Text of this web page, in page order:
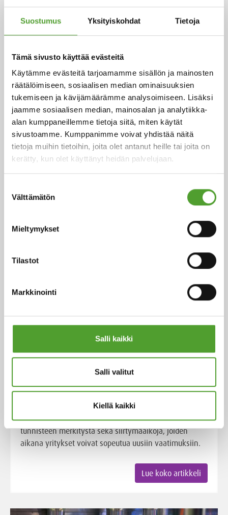
Suostumus Yksityiskohdat Tietoja
Tämä sivusto käyttää evästeitä
Käytämme evästeitä tarjoamamme sisällön ja mainosten
räätälöimiseen, sosiaalisen median ominaisuuksien
tukemiseen ja kävijämäärämme analysoimiseen. Lisäksi
jaamme sosiaalisen median, mainosalan ja analytiikka-
alan kumppaneillemme tietoja siitä, miten käytät
sivustoamme. Kumppanimme voivat yhdistää näitä
tietoja muihin tietoihin, joita olet antanut heille tai joita on
kerätty, kun olet käyttänyt heidän palvelujaan.
valinta
Välttämätön
Mieltymykset
Tilastot
Markkinointi
Salli kaikki
Salli valitut
Kiellä kaikki
Sata vuotta kumppanuutta: Algol ja
Evonik juhlistavat 100 vuoden
Kumppanuus sai alkunsa keramiikkateollisuuden
valmisteista ja on sittemmin laajentunut moniin
muihin kemiallisiin tuotteisiin ja teollisiin ratkaisuihin.
Yhteistyön kestävyys kumpuaa molempien yritysten
historiasta, jatkuvasta kehityksestä ja
sopeutumiskyvystä yli vuosisadan ajan.
Kemikaaliturvallisuus EU:ssa: CLP-
asetuksen ilmoitusvelvoitteet ja
UFI-tunnisteen merkitys
ilmoittaminen ovat keskeisiä osa-alueita EU:n
kemikaalilainsäädännössä. Tämä artikkeli käsittelee
CLP-asetuksen mukaisia ilmoitusvelvollisuuksia, UFI-
tunnisteen merkitystä sekä siirtymäaikoja, joiden
aikana yritykset voivat sopeutua uusiin vaatimuksiin.
Lue koko artikkeli